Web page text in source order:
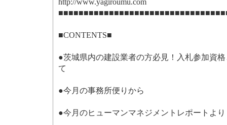
■CONTENTS■
●茨城県内の建設業者の方必見！入札参加資
て
●今月の事務所便りから
●今月のヒューマンマネジメントレポートよ